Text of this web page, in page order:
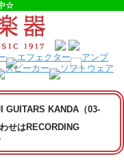
☆
GUITARS KANDA（03-
せはRECORDING